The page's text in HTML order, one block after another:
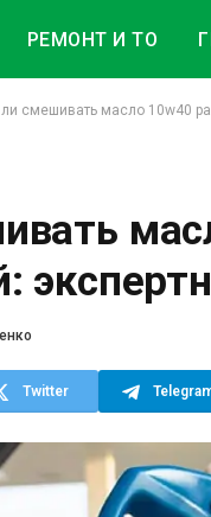
РЕМОНТ И ТО
смешивать масло 10w40
Twitter